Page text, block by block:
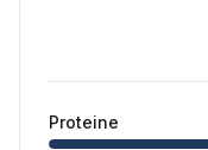
Proteine